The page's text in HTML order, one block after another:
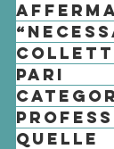
pari